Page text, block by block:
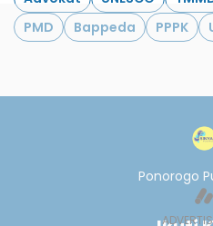
PMD
Bappeda PPPK
Ponorogo